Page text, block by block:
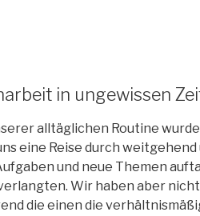
in ungewissen
alltäglichen Routine
eine Reise durch
und neue Themen
Wir haben aber nicht
die einen die